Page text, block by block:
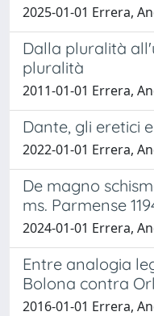
2025-01-01 Errera,
Dalla pluralità
pluralità
2011-01-01 Errera,
Dante, gli eretici
2022-01-01 Errera,
De magno
ms. Parmense
2024-01-01 Errera,
Entre analogia
Bolona contra
2016-01-01 Errera,